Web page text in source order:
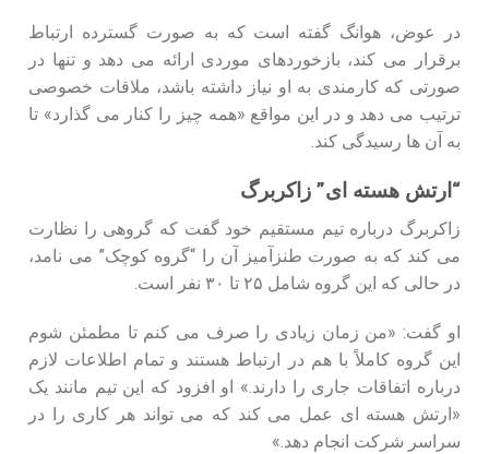
در عوض، هوانگ گفته است که به‌ صورت گسترده ارتباط
برقرار می‌ کند، بازخوردهای موردی ارائه می‌ دهد و تنها در
صورتی که کارمندی به او نیاز داشته باشد، ملاقات خصوصی
ترتیب می‌ دهد و در این مواقع «همه چیز را کنار می‌ گذارد» تا
به آن‌ ها رسیدگی کند.
“ارتش هسته‌ ای” زاکربرگ
زاکربرگ درباره تیم مستقیم خود گفت که گروهی را نظارت
می‌ کند که به‌ صورت طنزآمیز آن را “گروه کوچک” می‌ نامد،
در حالی که این گروه شامل ۲۵ تا ۳۰ نفر است.
او گفت: «من زمان زیادی را صرف می‌ کنم تا مطمئن شوم
این گروه کاملاً با هم در ارتباط هستند و تمام اطلاعات لازم
درباره اتفاقات جاری را دارند.» او افزود که این تیم مانند یک
«ارتش هسته‌ ای عمل می‌ کند که می‌ تواند هر کاری را در
سراسر شرکت انجام دهد.»